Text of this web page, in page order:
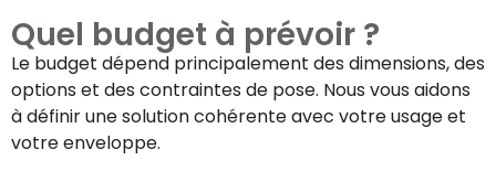
Quel budget à prévoir ?
Le budget dépend principalement des dimensions, des
options et des contraintes de pose. Nous vous aidons
à définir une solution cohérente avec votre usage et
votre enveloppe.